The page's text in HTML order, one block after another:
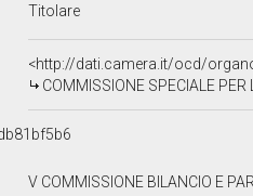
Titolare
<http://dati.camera.it/ocd/
COMMISSIONE SPECIALE PER
V COMMISSIONE BILANCIO E